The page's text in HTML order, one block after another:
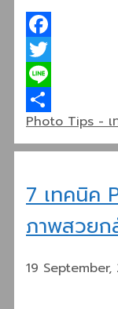
Facebook
Twitter
Line
Share
Categories
Photo Tips - เ
7 เทคนิค
ภาพสวยก
19 September,